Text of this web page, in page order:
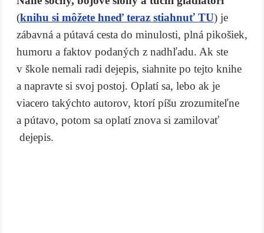
(knihu si môžete hneď teraz stiahnuť TU) je
zábavná a pútavá cesta do minulosti, plná pikošiek,
humoru a faktov podaných z nadhľadu. Ak ste
v škole nemali radi dejepis, siahnite po tejto knihe
a napravte si svoj postoj. Oplatí sa, lebo ak je
viacero takýchto autorov, ktorí píšu zrozumiteľne
a pútavo, potom sa oplatí znova si zamilovať
dejepis.